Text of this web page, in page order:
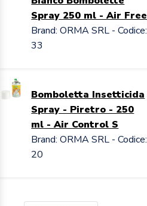
Spray 250 ml - Air Free
Brand: ORMA SRL - Codice:
33
Bomboletta Insetticida
Spray - Piretro - 250
ml - Air Control S
Brand: ORMA SRL - Codice:
20